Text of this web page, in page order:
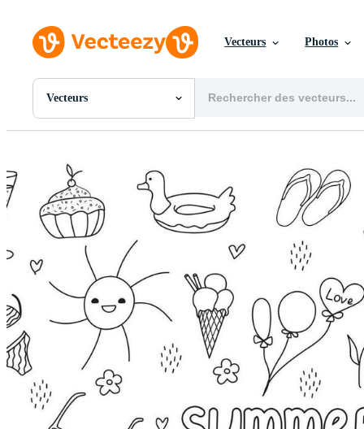
Vecteurs Photos
Vecteurs
Toutes Images
PSDs
SVGs
Modèles
Vecteurs
Vidéos
Motion graphics
Images Éditoriales
Événements Éditoriaux